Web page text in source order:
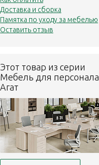
Доставка и сборка
Памятка по уходу за мебелью
Оставить отзыв
Этот товар из серии
Мебель для персонала
Агат